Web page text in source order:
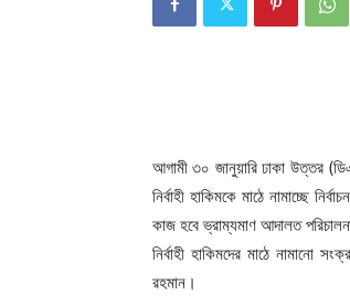
আগামী ৩০ জানুয়ারি ঢাকা উত্তর
নির্বাহী হাকিমকে মাঠে নামাচ্ছে
কাজ হবে ভ্রাম্যমাণ আদালত
নির্বাহী হাকিমদের মাঠে নামানো
রহমান।